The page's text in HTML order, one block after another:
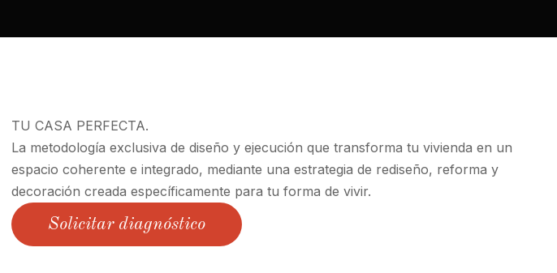
TU CASA PERFECTA.
La metodología exclusiva de diseño y ejecución que transforma tu vivienda en un
espacio coherente e integrado, mediante una estrategia de rediseño, reforma y
decoración creada específicamente para tu forma de vivir.
Solicitar diagnóstico